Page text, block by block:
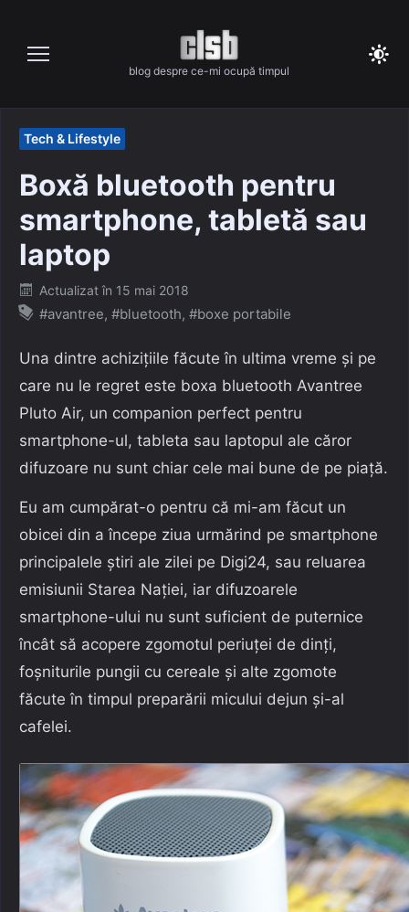
content
blog despre ce-mi ocupă timpul
Tech & Lifestyle
Boxă bluetooth pentru
smartphone, tabletă sau
laptop
Posted
on
Actualizat în 15 mai 2018
#avantree, #bluetooth, #boxe portabile
Una dintre achizițiile făcute în ultima vreme și pe
care nu le regret este boxa bluetooth Avantree
Pluto Air, un companion perfect pentru
smartphone-ul, tableta sau laptopul ale căror
difuzoare nu sunt chiar cele mai bune de pe piață.
Eu am cumpărat-o pentru că mi-am făcut un
obicei din a începe ziua urmărind pe smartphone
principalele știri ale zilei pe Digi24, sau reluarea
emisiunii Starea Nației, iar difuzoarele
smartphone-ului nu sunt suficient de puternice
încât să acopere zgomotul periuței de dinți,
foșniturile pungii cu cereale și alte zgomote
făcute în timpul preparării micului dejun și-al
cafelei.